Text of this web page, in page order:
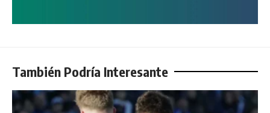
También Podría Interesante